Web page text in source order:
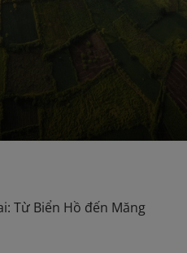
Từ Biển Hồ đến Măng